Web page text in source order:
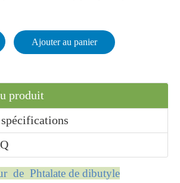
Ajouter au panier
produit
de Phtalate de dibutyle